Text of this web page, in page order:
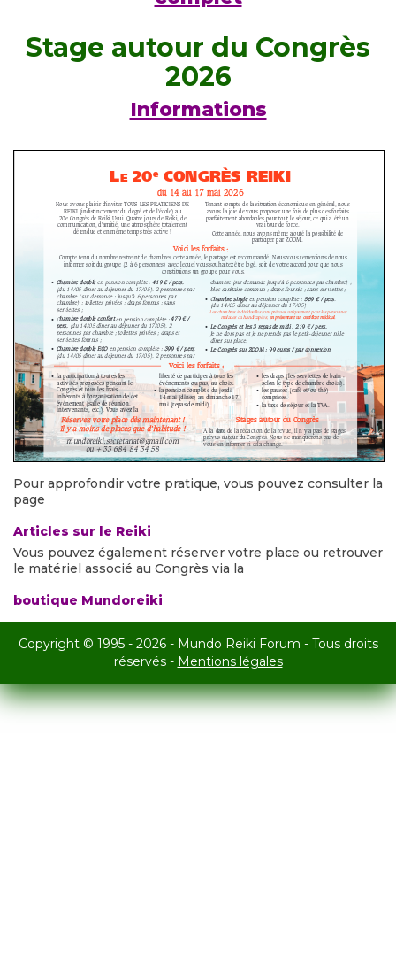
Stage autour du Congrès
2026
Informations
Pour approfondir votre pratique, vous pouvez consulter la
page
Articles sur le Reiki
Vous pouvez également réserver votre place ou retrouver
le matériel associé au Congrès via la
boutique Mundoreiki
Copyright © 1995 - 2026 - Mundo Reiki Forum - Tous droits
réservés - Mentions légales